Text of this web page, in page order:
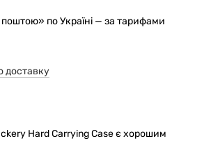
по Україні — за тарифами
доставку
Hard Carrying Case є хорошим